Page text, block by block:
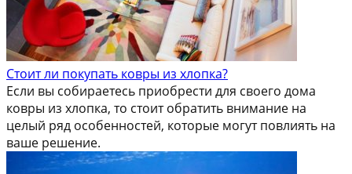
Стоит ли покупать ковры из хлопка?
Если вы собираетесь приобрести для своего дома
ковры из хлопка, то стоит обратить внимание на
целый ряд особенностей, которые могут повлиять на
ваше решение.